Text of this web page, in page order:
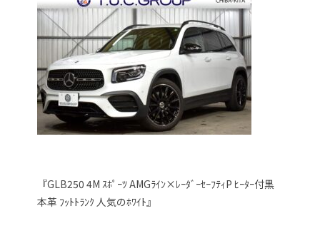
会社概要
『GLB250 4M ｽﾎﾟｰﾂ AMGﾗｲﾝ×ﾚｰﾀﾞｰｾｰﾌﾃｨP ﾋｰﾀｰ付黒
本革 ﾌｯﾄﾄﾗﾝｸ 人気のﾎﾜｲﾄ』